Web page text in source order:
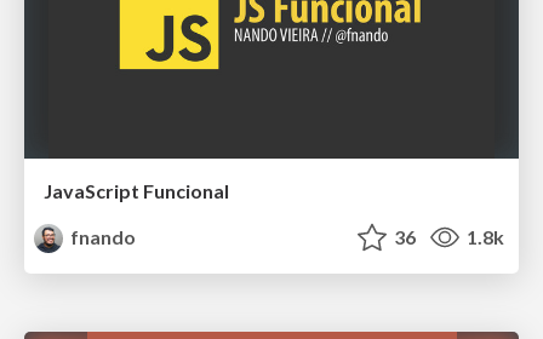
JavaScript Funcional
fnando
36 1.8k